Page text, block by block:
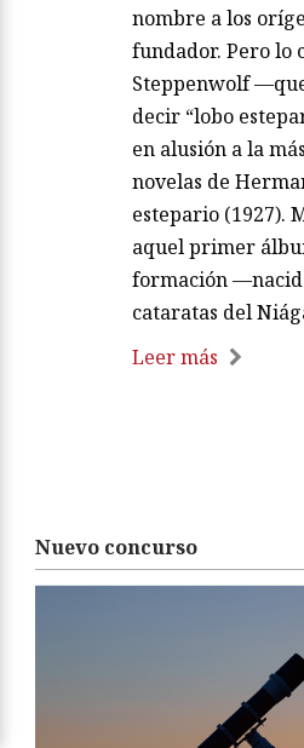
nombre a los
fundador. Pero lo
Steppenwolf
decir “lobo
en alusión a la
novelas de
estepario (1927).
aquel primer
formación
cataratas del
Leer más
Nuevo concurso